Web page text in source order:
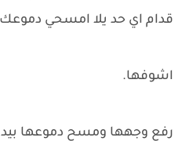
قدام اي حد يلا امسحي
اشوفها.
رفع وجهها ومسح دموعها